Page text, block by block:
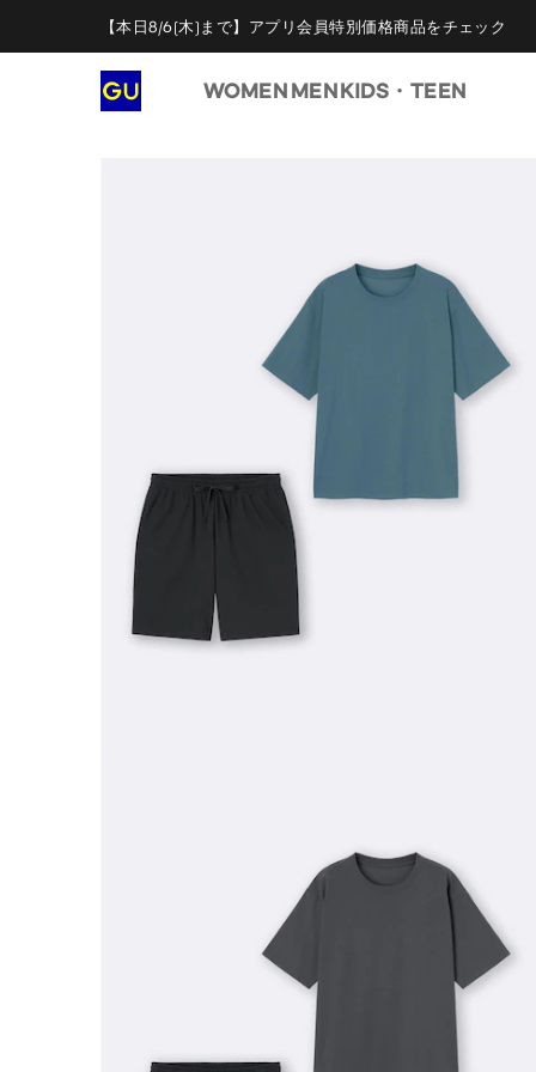
【本日8/6(木)まで】アプリ会員特別価格商品をチェック
WOMEN MENKIDS・TEEN